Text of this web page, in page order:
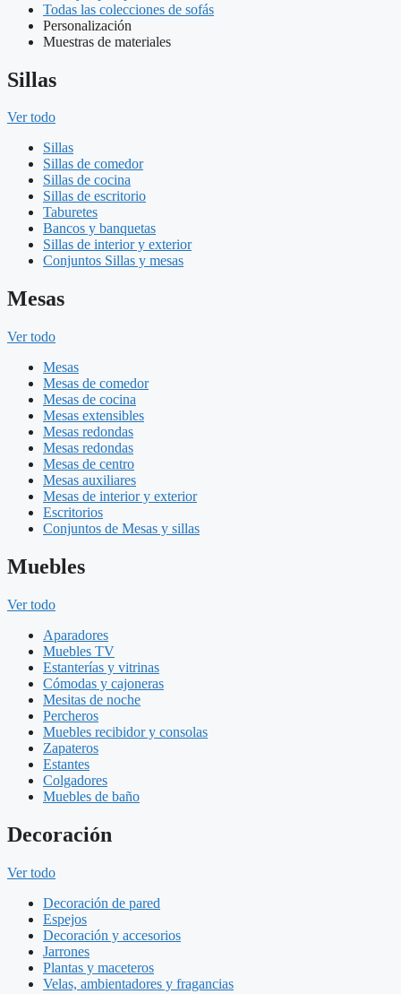
Todas las colecciones de sofás
Personalización
Muestras de materiales
Sillas
Ver todo
Sillas
Sillas de comedor
Sillas de cocina
Sillas de escritorio
Taburetes
Bancos y banquetas
Sillas de interior y exterior
Conjuntos Sillas y mesas
Mesas
Ver todo
Mesas
Mesas de comedor
Mesas de cocina
Mesas extensibles
Mesas redondas
Mesas redondas
Mesas de centro
Mesas auxiliares
Mesas de interior y exterior
Escritorios
Conjuntos de Mesas y sillas
Muebles
Ver todo
Aparadores
Muebles TV
Estanterías y vitrinas
Cómodas y cajoneras
Mesitas de noche
Percheros
Muebles recibidor y consolas
Zapateros
Estantes
Colgadores
Muebles de baño
Decoración
Ver todo
Decoración de pared
Espejos
Decoración y accesorios
Jarrones
Plantas y maceteros
Velas, ambientadores y fragancias